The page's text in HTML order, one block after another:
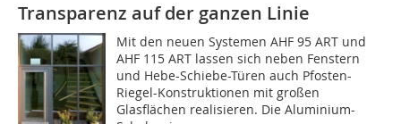
Transparenz auf der ganzen Linie
Mit den neuen Systemen AHF 95 ART und
AHF 115 ART lassen sich neben Fenstern
und Hebe-Schiebe-Türen auch Pfosten-
Riegel-Konstruktionen mit großen
Glasflächen realisieren. Die Aluminium-